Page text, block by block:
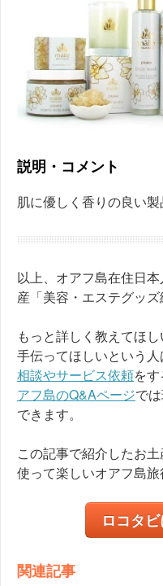
説明・コメント
肌に優しく香りの良い製
以上、オアフ島在住日
産「美容・エステグッズ
もっと詳しく教えてほ
手伝ってほしいという人
相談やサービス依頼を
アフ島のQ&Aページで
できます。
この記事で紹介したお
使って楽しいオアフ島旅
ロコタ
関連記事